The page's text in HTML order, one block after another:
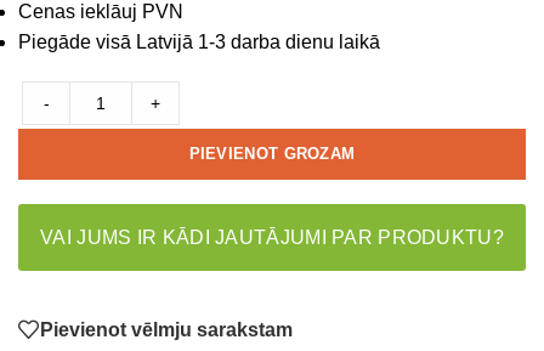
Cenas ieklāuj PVN
Piegāde visā Latvijā 1-3 darba dienu laikā
- +
PIEVIENOT GROZAM
VAI JUMS IR KĀDI JAUTĀJUMI PAR PRODUKTU?
Pievienot vēlmju sarakstam